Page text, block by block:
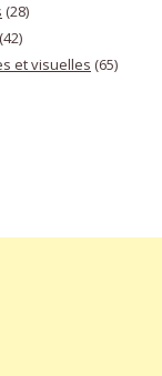
(28)
(42)
et visuelles (65)